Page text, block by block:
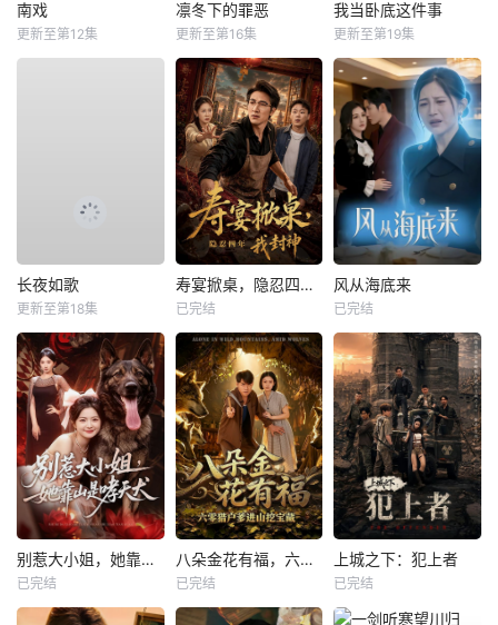
南戏
更新至第12集
凛冬下的罪恶
更新至第16集
我当卧底这件事
更新至第19集
长夜如歌
更新至第18集
寿宴掀桌，隐忍四年我封神
已完结
风从海底来
已完结
别惹大小姐，她靠山是哮天犬
已完结
八朵金花有福，六零猎户爹进山挖宝藏
已完结
上城之下：犯上者
已完结